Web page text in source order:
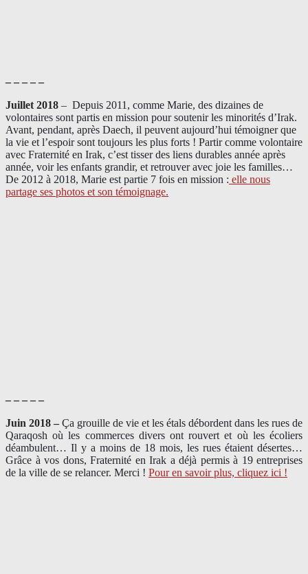
– – – – –
Juillet 2018 – Depuis 2011, comme Marie, des dizaines de
volontaires sont partis en mission pour soutenir les minorités d’Irak.
Avant, pendant, après Daech, il peuvent aujourd’hui témoigner que
la vie et l’espoir sont toujours les plus forts ! Partir comme volontaire
avec Fraternité en Irak, c’est tisser des liens durables année après
année, voir les enfants grandir, et retrouver avec joie les familles…
De 2012 à 2018, Marie est partie 7 fois en mission : elle nous
partage ses photos et son témoignage.
– – – – –
Juin 2018 – Ça grouille de vie et les étals débordent dans les rues de
Qaraqosh où les commerces divers ont rouvert et où les écoliers
déambulent… Il y a moins de 18 mois, les rues étaient désertes…
Grâce à vos dons, Fraternité en Irak a déjà permis à 19 entreprises
de la ville de se relancer. Merci ! Pour en savoir plus, cliquez ici !